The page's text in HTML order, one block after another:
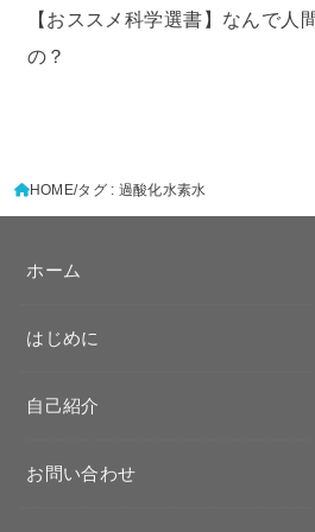
【おススメ科学選書】なんで人
の？
HOME タグ : 過酸化水素水
ホーム
はじめに
自己紹介
お問い合わせ